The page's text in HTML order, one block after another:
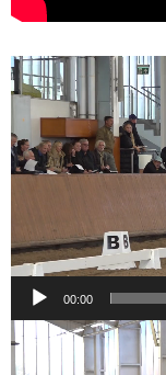
Videólejátszó
00:00
Videólejátszó